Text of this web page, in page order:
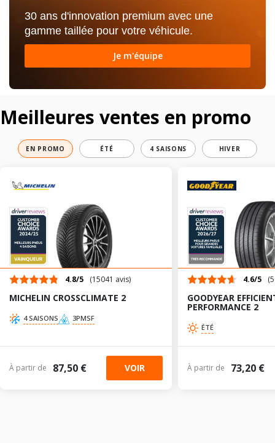
30 ans d'innovation premium avec une
gamme taillée pour votre véhicule.
Je m'équipe
Meilleures ventes en promo
EN PROMO ÉTÉ 4 SAISONS HIVER
4.8/5 (15041 avis)
MICHELIN CROSSCLIMATE 2
4 SAISONS 3PMSF
À partir de 87,50 € VOIR
4.6/5
GOODYEAR
PERFORMANCE 2
ÉTÉ
À partir de 73,20 €